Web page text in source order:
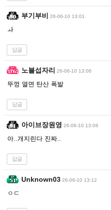
부기부비 26-06-10 13:01
ㅘ
답글
노블섭자리 26-06-10 13:06
뚜껑 열면 탄산 폭발
답글
아이브장원영 26-06-10 13:06
아..개지린다 진짜..
답글
Unknown03 26-06-10 13:12
ㅇㄷ